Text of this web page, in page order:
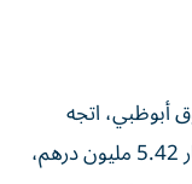
اتجه
المستثمرون العرب للشراء بصافي استثمار 5.42 مليون درهم،